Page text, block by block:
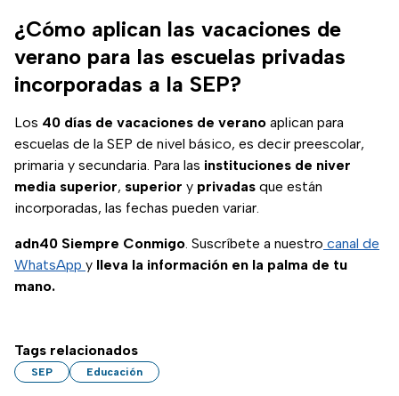
¿Cómo aplican las vacaciones de
verano para las escuelas privadas
incorporadas a la SEP?
Los 40 días de vacaciones de verano aplican para
escuelas de la SEP de nivel básico, es decir preescolar,
primaria y secundaria. Para las instituciones de niver
media superior, superior y privadas que están
incorporadas, las fechas pueden variar.
adn40 Siempre Conmigo. Suscríbete a nuestro canal de
WhatsApp y lleva la información en la palma de tu
mano.
Tags relacionados
SEP Educación